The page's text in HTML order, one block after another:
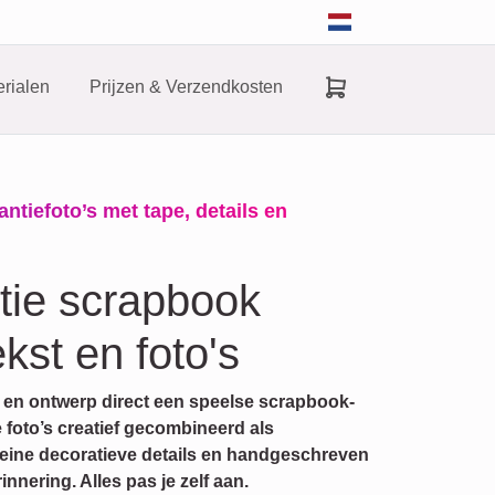
Prijzen & Verzendkosten
met tape, details en
scrapbook
en foto's
ontwerp direct een speelse scrapbook-
creatief gecombineerd als
decoratieve details en handgeschreven
Alles pas je zelf aan.